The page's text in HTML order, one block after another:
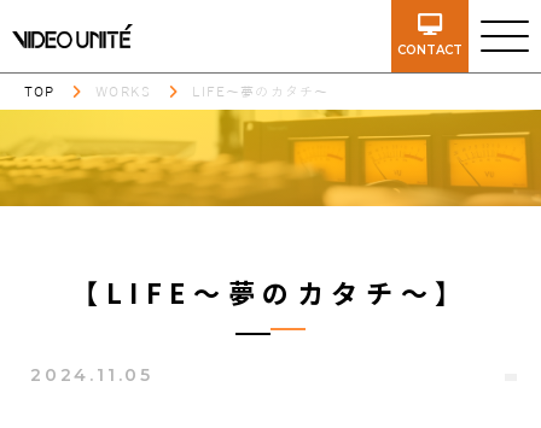
CONTACT
TOP WORKS LIFE〜夢のカタチ〜
【LIFE〜夢のカタチ〜】
2024.11.05